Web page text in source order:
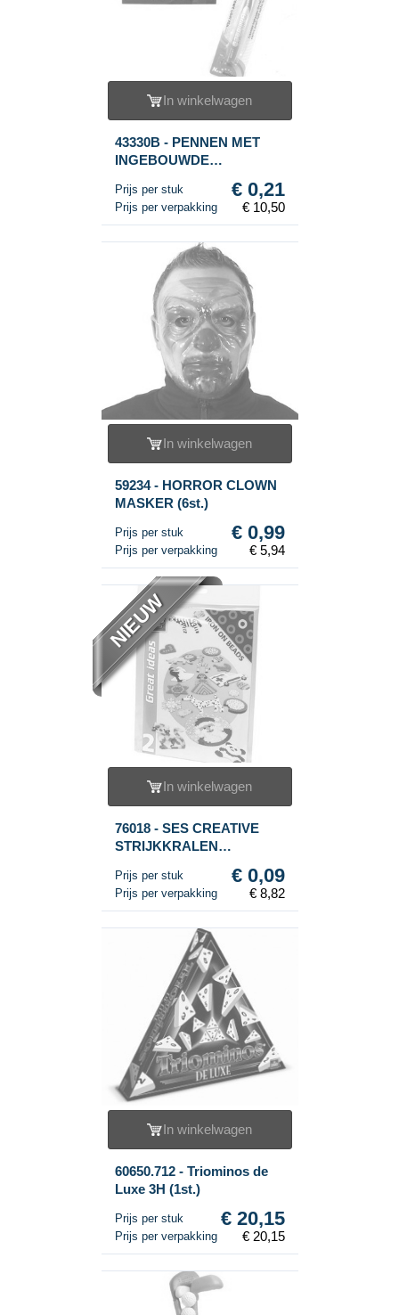
In winkelwagen
43330B - PENNEN MET
INGEBOUWDE
Prijs per stuk € 0,21
Prijs per verpakking € 10,50
In winkelwagen
59234 - HORROR CLOWN
MASKER (6st.)
Prijs per stuk € 0,99
Prijs per verpakking € 5,94
NIEUW
In winkelwagen
76018 - SES CREATIVE
STRIJKKRALEN
(98st.)
Prijs per stuk € 0,09
Prijs per verpakking € 8,82
In winkelwagen
60650.712 - Triominos de
Luxe 3H (1st.)
Prijs per stuk € 20,15
Prijs per verpakking € 20,15